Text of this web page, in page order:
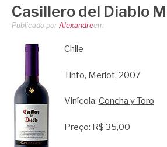
Casillero del Diablo
Publicado por Alexandreem
Chile
Tinto, Merlot, 2007
Vinícola: Concha y Toro
Preço: R$ 35,00